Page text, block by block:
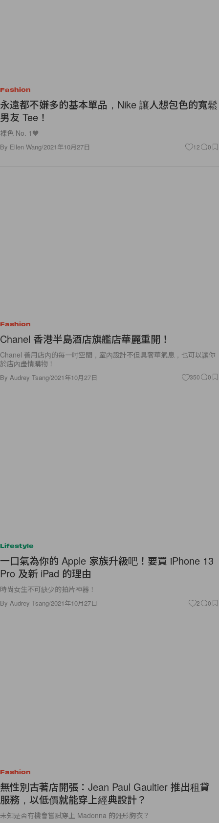
Fashion
永遠都不嫌多的基本單品，Nike 讓人想包色的寬鬆
男友 Tee！
裸色 No. 1🧡
By Ellen Wang/2021年10月27日 12 0
Fashion
Chanel 香港半島酒店旗艦店華麗重開！
Chanel 善用店內的每一吋空間，室內設計不但具奢華氣息，也可以讓你
於店內盡情購物！
By Audrey Tsang/2021年10月27日 350 0
Lifestyle
一口氣為你的 Apple 家族升級吧！要買 iPhone 13
Pro 及新 iPad 的理由
時尚女生不可缺少的拍片神器！
By Audrey Tsang/2021年10月27日 2 0
Fashion
無性別古著店開張：Jean Paul Gaultier 推出租貸
服務，以低價就能穿上經典設計？
未知是否有機會嘗試穿上 Madonna 的錐形胸衣？